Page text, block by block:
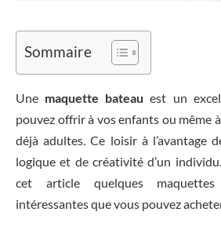
Sommaire
Une maquette bateau est un
pouvez offrir à vos enfants ou même
déjà adultes. Ce loisir à l’avantage
logique et de créativité d’un
cet article quelques
intéressantes que vous pouvez